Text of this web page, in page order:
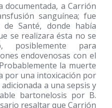
documentada, a Carrión
sanguínea; fue
Santé, donde había
se realizara ésta no se
posiblemente para
endovenosas con el
la muerte
por una intoxicación por
a una sepsis y
bartonelosis por B.
resaltar que Carrión